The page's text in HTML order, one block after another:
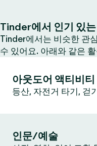
Tinder에서 인기 있
Tinder에서는 비슷한 관
수 있어요. 아래와 같은
아웃도어 액티비티
등산, 자전거 타기, 걷
인문/예술